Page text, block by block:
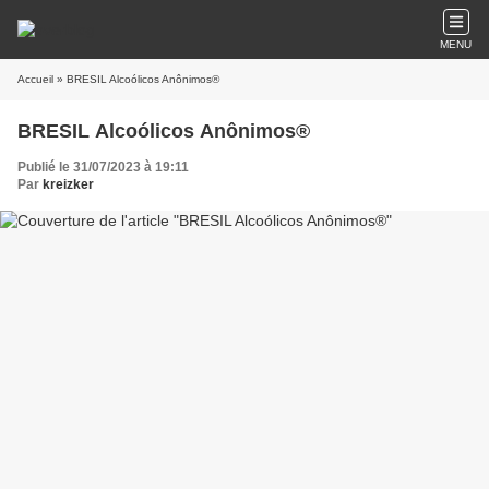
MENU
Accueil » BRESIL Alcoólicos Anônimos®
BRESIL Alcoólicos Anônimos®
Publié le 31/07/2023 à 19:11
Par kreizker